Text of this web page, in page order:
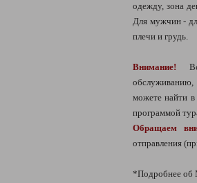
одежду, зона
Для мужчин -
плечи и грудь.
Внимание!
можете найти
программой
Обращаем
отправления
*Подробнее об